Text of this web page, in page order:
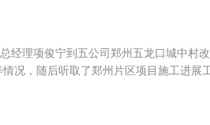
经理项俊宁到五公司郑州五龙口城中村
况，随后听取了郑州片区项目施工进展